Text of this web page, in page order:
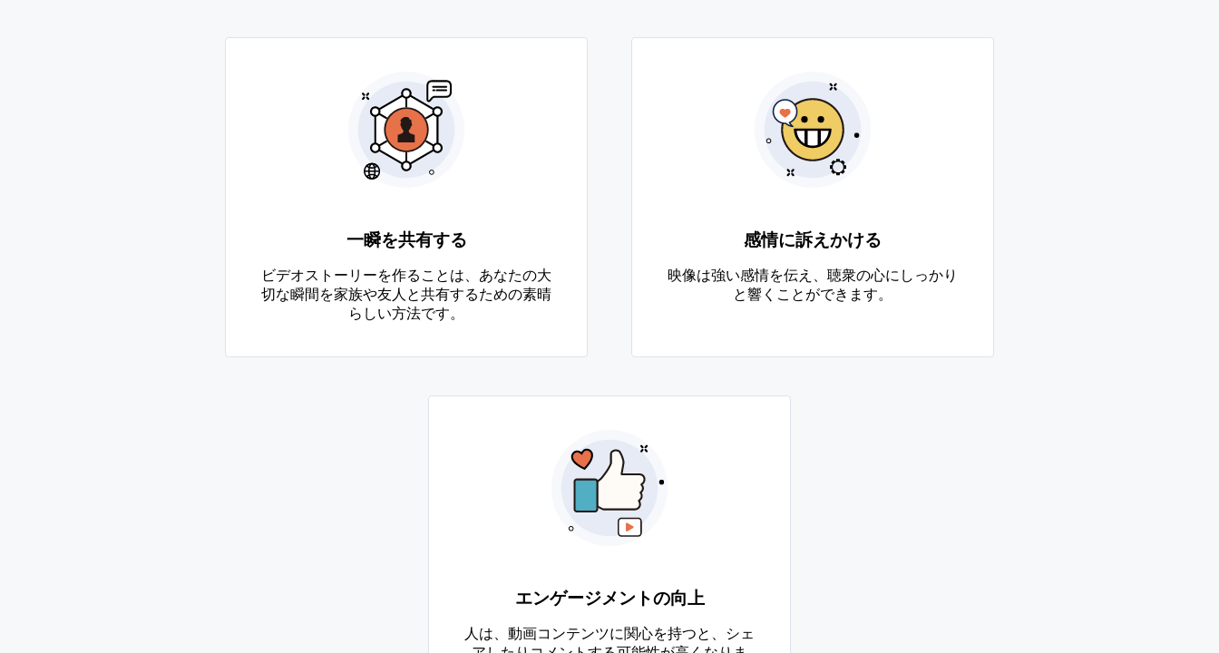
一瞬を共有する
ビデオストーリーを作ることは、あなたの大
切な瞬間を家族や友人と共有するための素晴
らしい方法です。
感情に訴えかける
映像は強い感情を伝え、聴衆の心にしっかり
と響くことができます。
エンゲージメントの向上
人は、動画コンテンツに関心を持つと、シェ